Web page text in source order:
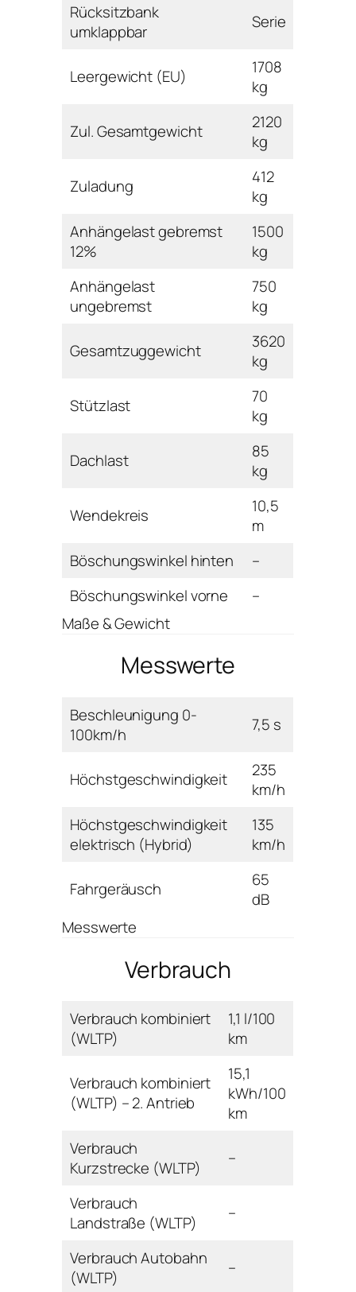
Rücksitzbank
umklappbar
Serie
Leergewicht (EU)
1708
kg
Zul. Gesamtgewicht
2120
kg
Zuladung
412
kg
Anhängelast gebremst
12%
1500
kg
Anhängelast
ungebremst
750
kg
Gesamtzuggewicht
3620
kg
Stützlast
70
kg
Dachlast
85
kg
Wendekreis
10,5
m
Böschungswinkel hinten
–
Böschungswinkel vorne
–
Maße & Gewicht
Messwerte
Beschleunigung 0-
100km/h
7,5 s
Höchstgeschwindigkeit
235
km/h
Höchstgeschwindigkeit
elektrisch (Hybrid)
135
km/h
Fahrgeräusch
65
dB
Messwerte
Verbrauch
Verbrauch kombiniert
(WLTP)
1,1 l/100
km
Verbrauch kombiniert
(WLTP) – 2. Antrieb
15,1
kWh/100
km
Verbrauch
Kurzstrecke (WLTP)
–
Verbrauch
Landstraße (WLTP)
–
Verbrauch Autobahn
(WLTP)
–